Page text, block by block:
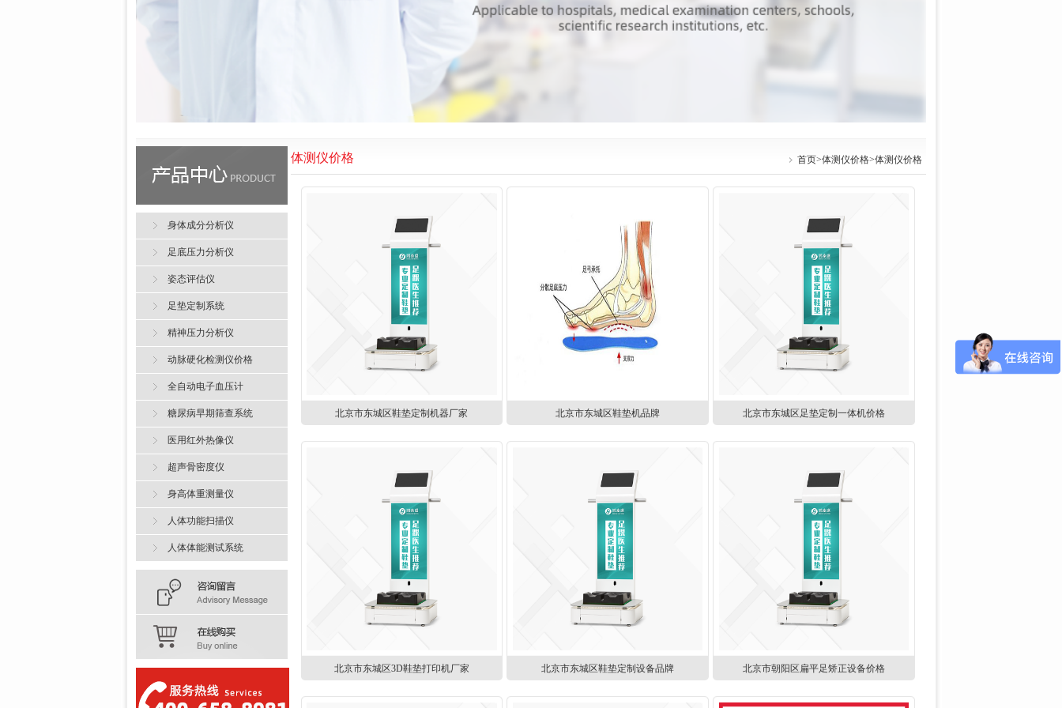
体测仪价格 首页>体测仪价格>体测仪价格
北京市东城区鞋垫定制机器厂家 北京市东城区鞋垫机品牌 北京市东城区足垫定制一体机价格
北京市东城区3D鞋垫打印机厂家 北京市东城区鞋垫定制设备品牌 北京市朝阳区​扁平足矫正设备价格
身体成分分析仪
足底压力分析仪
姿态评估仪
足垫定制系统
精神压力分析仪
动脉硬化检测仪价格
全自动电子血压计
糖尿病早期筛查系统
医用红外热像仪
超声骨密度仪
身高体重测量仪
人体功能扫描仪
人体体能测试系统